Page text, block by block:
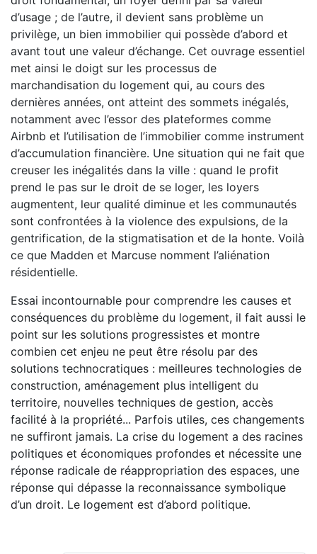
d’usage ; de l’autre, il devient sans problème un
privilège, un bien immobilier qui possède d’abord et
avant tout une valeur d’échange. Cet ouvrage essentiel
met ainsi le doigt sur les processus de
marchandisation du logement qui, au cours des
dernières années, ont atteint des sommets inégalés,
notamment avec l’essor des plateformes comme
Airbnb et l’utilisation de l’immobilier comme instrument
d’accumulation financière. Une situation qui ne fait que
creuser les inégalités dans la ville : quand le profit
prend le pas sur le droit de se loger, les loyers
augmentent, leur qualité diminue et les communautés
sont confrontées à la violence des expulsions, de la
gentrification, de la stigmatisation et de la honte. Voilà
ce que Madden et Marcuse nomment l’aliénation
résidentielle.
Essai incontournable pour comprendre les causes et
conséquences du problème du logement, il fait aussi le
point sur les solutions progressistes et montre
combien cet enjeu ne peut être résolu par des
solutions technocratiques : meilleures technologies de
construction, aménagement plus intelligent du
territoire, nouvelles techniques de gestion, accès
facilité à la propriété... Parfois utiles, ces changements
ne suffiront jamais. La crise du logement a des racines
politiques et économiques profondes et nécessite une
réponse radicale de réappropriation des espaces, une
réponse qui dépasse la reconnaissance symbolique
d’un droit. Le logement est d’abord politique.